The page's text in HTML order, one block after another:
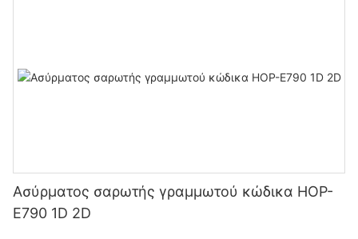
Ασύρματος σαρωτής γραμμωτού κώδικα HOP-
E790 1D 2D